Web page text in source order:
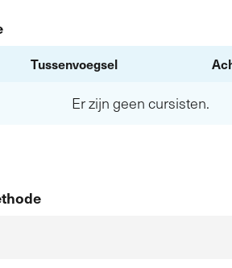
Tussenvoegsel
Er zijn geen cursisten.